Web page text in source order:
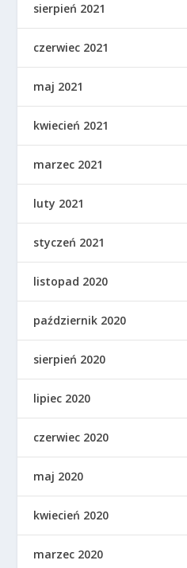
sierpień 2021
czerwiec 2021
maj 2021
kwiecień 2021
marzec 2021
luty 2021
styczeń 2021
listopad 2020
październik 2020
sierpień 2020
lipiec 2020
czerwiec 2020
maj 2020
kwiecień 2020
marzec 2020